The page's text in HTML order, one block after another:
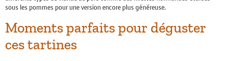
sous les pommes pour une version encore plus généreuse.
Moments parfaits pour déguster
ces tartines